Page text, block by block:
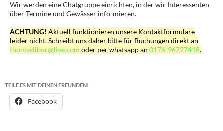
Wir werden eine Chatgruppe einrichten, in der wir Interessenten
über Termine und Gewässer informieren.
ACHTUNG! Aktuell funktionieren unsere Kontaktformulare
leider nicht. Schreibt uns daher bitte für Buchungen direkt an
thomaslibor@live.com oder per whatsapp an 0176-96727418.
TEILE ES MIT DEINEN FREUNDEN!
Facebook